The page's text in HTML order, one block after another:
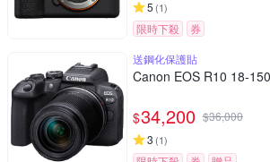
5 (1)
限時下殺
券
送鋼化保護貼
Canon EOS R10 18-
$34,200 $36,000
3 (1)